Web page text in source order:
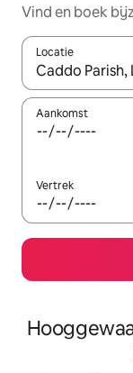
Vind en boek
Locatie
Wanneer er
Aankomst
Vertrek